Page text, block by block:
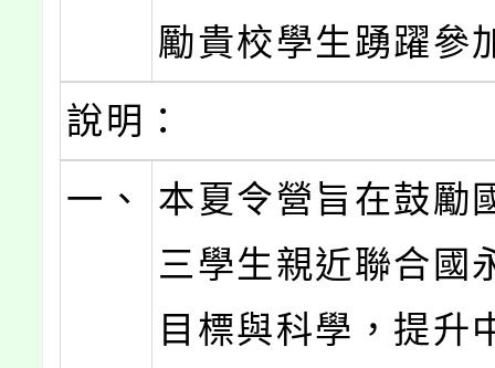
勵貴校學生踴躍參
說明：
一、
本夏令營旨在鼓勵
三學生親近聯合國
目標與科學，提升